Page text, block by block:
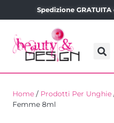
Spedizione
Home / Prodotti Per Unghie
Femme 8ml